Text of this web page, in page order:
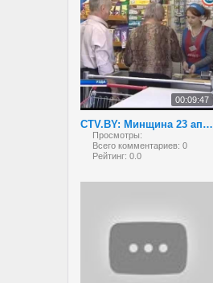
00:09:47
CTV.BY: Минщина 23 апреля 2013
Просмотры:
Всего комментариев: 0
Рейтинг: 0.0